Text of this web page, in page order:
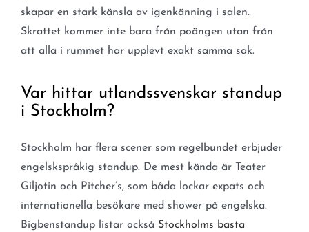
skapar en stark känsla av igenkänning i salen.
Skrattet kommer inte bara från poängen utan från
att alla i rummet har upplevt exakt samma sak.
Var hittar utlandssvenskar standup
i Stockholm?
Stockholm har flera scener som regelbundet erbjuder
engelskspråkig standup. De mest kända är Teater
Giljotin och Pitcher’s, som båda lockar expats och
internationella besökare med shower på engelska.
Bigbenstandup listar också Stockholms bästa